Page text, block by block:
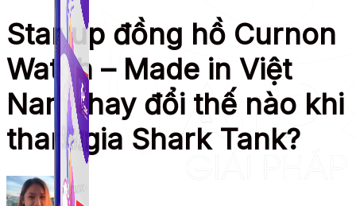
Star up đồng hồ Curnon
Watch – Made in Việt
Nam thay đổi thế nào khi
tham gia Shark Tank?